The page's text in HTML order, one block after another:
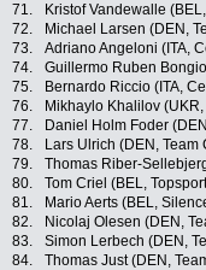
71.
Kristof Vandewalle
72.
Michael Larsen (DEN,
73.
Adriano Angeloni (ITA,
74.
Guillermo Ruben
75.
Bernardo Riccio (ITA,
76.
Mikhaylo Khalilov
77.
Daniel Holm Foder
78.
Lars Ulrich (DEN,
79.
Thomas Riber-
80.
Tom Criel (BEL,
81.
Mario Aerts (BEL,
82.
Nicolaj Olesen (DEN,
83.
Simon Lerbech (DEN,
84.
Thomas Just (DEN,